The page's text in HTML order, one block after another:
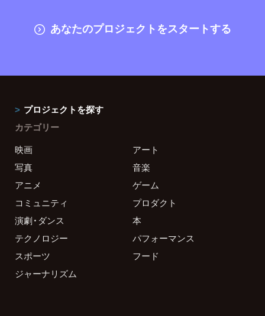
あなたのプロジェクトをスタートする
プロジェクトを探す
カテゴリー
映画
アート
写真
音楽
アニメ
ゲーム
コミュニティ
プロダクト
演劇・ダンス
本
テクノロジー
パフォーマンス
スポーツ
フード
ジャーナリズム